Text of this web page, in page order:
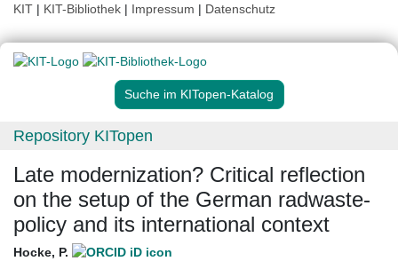
KIT | KIT-Bibliothek | Impressum | Datenschutz
Suche im KITopen-Katalog
Repository KITopen
Late modernization? Critical reflection
on the setup of the German radwaste-
policy and its international context
Hocke, P.